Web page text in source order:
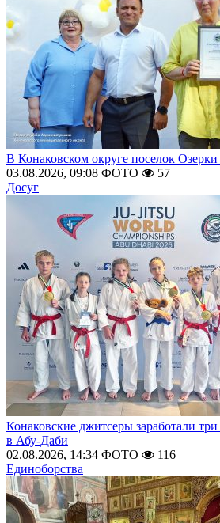
В Конаковском округе поселок
03.08.2026, 09:08 ФОТО
57
Досуг
Конаковские джитсеры заработали
в Абу-Даби
02.08.2026, 14:34 ФОТО
116
Единоборства